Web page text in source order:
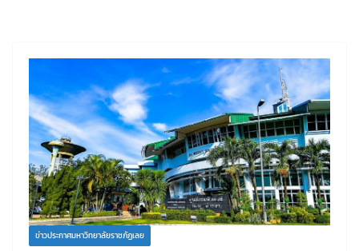
ข่าวประกาศมหาวิทยาลัยราชภัฏเลย